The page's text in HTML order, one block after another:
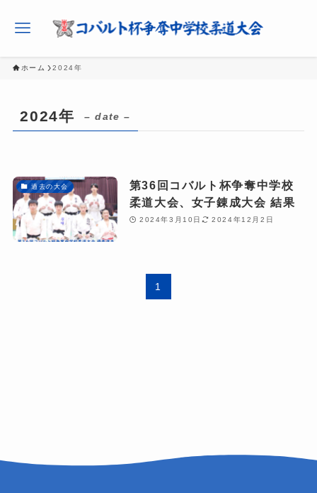
ホーム 2024年
2024年 – date –
過去の大会
第36回コバルト杯争奪中学校
柔道大会、女子錬成大会 結果
2024年3月10日 2024年12月2日
1